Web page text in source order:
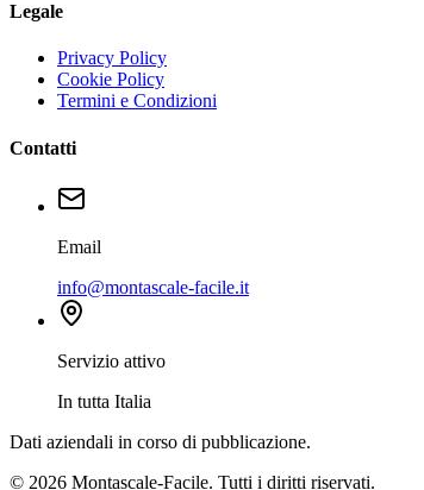
Legale
Privacy Policy
Cookie Policy
Termini e Condizioni
Contatti
Email
info@montascale-facile.it
Servizio attivo
In tutta Italia
Dati aziendali in corso di pubblicazione.
© 2026 Montascale-Facile. Tutti i diritti riservati.